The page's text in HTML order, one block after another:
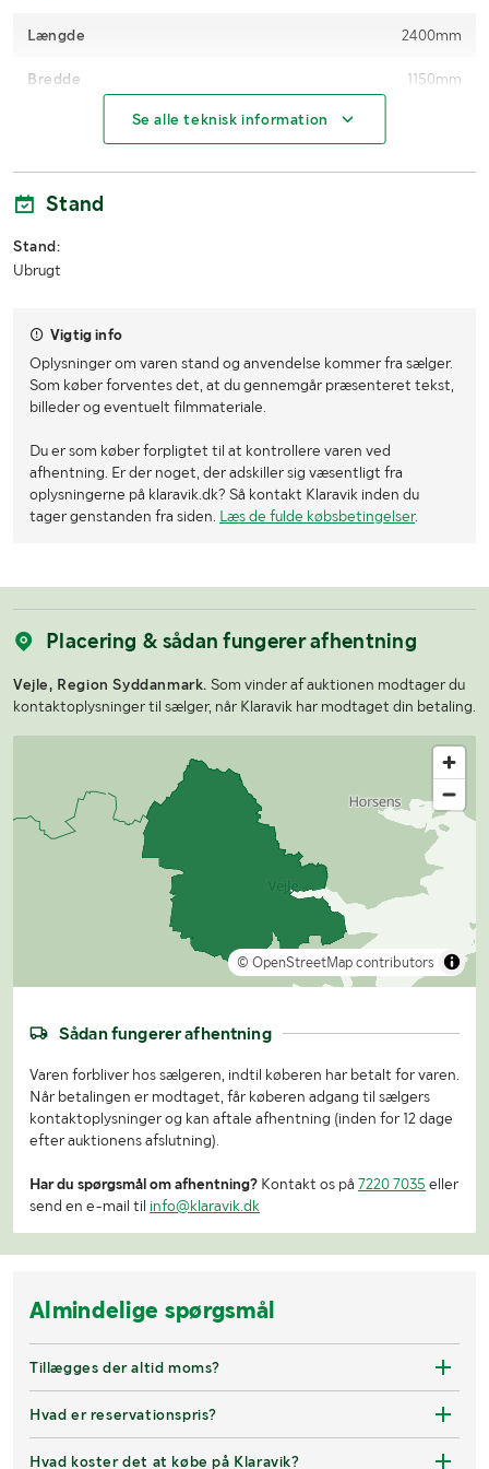
Længde 2400mm
Bredde 1150mm
Se alle teknisk information
Stand
Stand:
Ubrugt
Vigtig info
Oplysninger om varen stand og anvendelse kommer fra sælger.
Som køber forventes det, at du gennemgår præsenteret tekst,
billeder og eventuelt filmmateriale.
Du er som køber forpligtet til at kontrollere varen ved
afhentning. Er der noget, der adskiller sig væsentligt fra
oplysningerne på klaravik.dk? Så kontakt Klaravik inden du
tager genstanden fra siden. Læs de fulde købsbetingelser.
Placering & sådan fungerer afhentning
Vejle, Region Syddanmark. Som vinder af auktionen modtager du
kontaktoplysninger til sælger, når Klaravik har modtaget din betaling.
© OpenStreetMap contributors
Sådan fungerer afhentning
Varen forbliver hos sælgeren, indtil køberen har betalt for varen.
Når betalingen er modtaget, får køberen adgang til sælgers
kontaktoplysninger og kan aftale afhentning (inden for 12 dage
efter auktionens afslutning).
Har du spørgsmål om afhentning? Kontakt os på 7220 7035 eller
send en e-mail til info@klaravik.dk
Almindelige spørgsmål
Tillægges der altid moms?
Hvad er reservationspris?
Hvad koster det at købe på Klaravik?